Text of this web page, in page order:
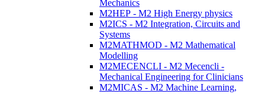
Mechanics
M2HEP - M2 High Energy physics
M2ICS - M2 Integration, Circuits and
Systems
M2MATHMOD - M2 Mathematical
Modelling
M2MECENCLI - M2 Mecencli -
Mechanical Engineering for Clinicians
M2MICAS - M2 Machine Learning,